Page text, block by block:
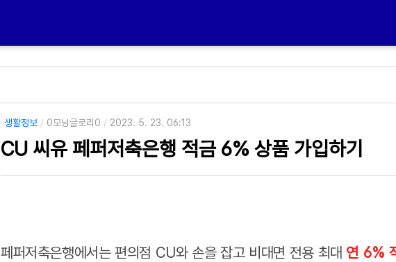
생활정보 / 0모닝글로리0 / 2023. 5. 23. 06:13
CU 씨유 페퍼저축은행 적금 6% 상품 가입하기
페퍼저축은행에서는 편의점 CU와 손을 잡고 비대면 전용 최대 연 6%